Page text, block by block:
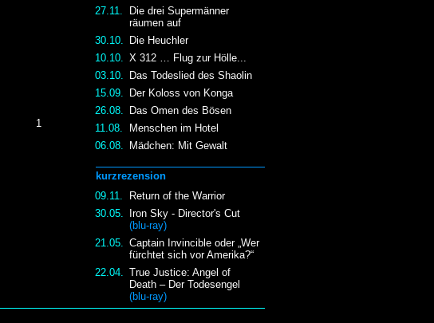
27.11.
Die drei Supermänner
räumen auf
30.10.
Die Heuchler
10.10.
X 312 … Flug zur Hölle...
03.10.
Das Todeslied des Shaolin
15.09.
Der Koloss von Konga
26.08.
Das Omen des Bösen
11.08.
Menschen im Hotel
06.08.
Mädchen: Mit Gewalt
kurzrezension
09.11.
Return of the Warrior
30.05.
Iron Sky - Director's Cut
(blu-ray)
21.05.
Captain Invincible oder „Wer
fürchtet sich vor Amerika?“
22.04.
True Justice: Angel of
Death – Der Todesengel
(blu-ray)
1